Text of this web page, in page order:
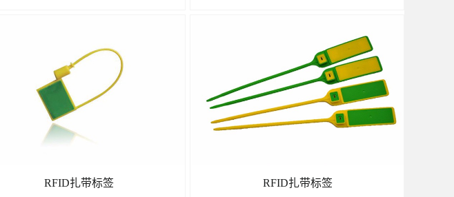
了解更多 了解更多
RFID扎带标签 RFID扎带标签